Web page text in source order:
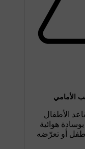
الأمامي
الأطفال
هوائية
أو تعرّضه